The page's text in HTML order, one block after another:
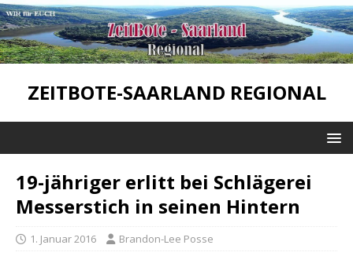
ZEITBOTE-SAARLAND REGIONAL
19-jähriger erlitt bei Schlägerei
Messerstich in seinen Hintern
1. Januar 2016 Brandon-Lee Posse